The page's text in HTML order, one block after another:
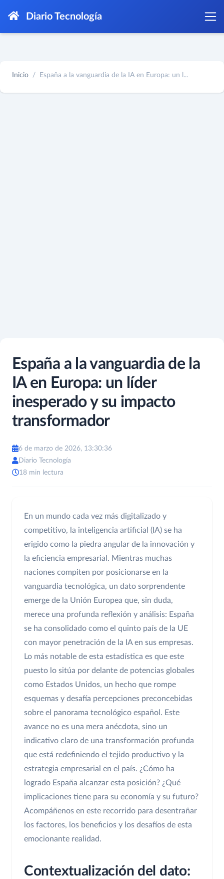
Diario Tecnología
Inicio España a la vanguardia de la IA en Europa: un l...
España a la vanguardia de la
IA en Europa: un líder
inesperado y su impacto
transformador
6 de marzo de 2026, 13:30:36
Diario Tecnología
18 min lectura
En un mundo cada vez más digitalizado y
competitivo, la inteligencia artificial (IA) se ha
erigido como la piedra angular de la innovación y
la eficiencia empresarial. Mientras muchas
naciones compiten por posicionarse en la
vanguardia tecnológica, un dato sorprendente
emerge de la Unión Europea que, sin duda,
merece una profunda reflexión y análisis: España
se ha consolidado como el quinto país de la UE
con mayor penetración de la IA en sus empresas.
Lo más notable de esta estadística es que este
puesto lo sitúa por delante de potencias globales
como Estados Unidos, un hecho que rompe
esquemas y desafía percepciones preconcebidas
sobre el panorama tecnológico español. Este
avance no es una mera anécdota, sino un
indicativo claro de una transformación profunda
que está redefiniendo el tejido productivo y la
estrategia empresarial en el país. ¿Cómo ha
logrado España alcanzar esta posición? ¿Qué
implicaciones tiene para su economía y su futuro?
Acompáñenos en este recorrido para desentrañar
los factores, los beneficios y los desafíos de esta
emocionante realidad.
Contextualización del dato: